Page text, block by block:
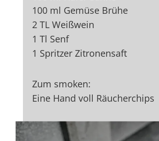
100 ml Gemüse Brühe
2 TL Weißwein
1 Tl Senf
1 Spritzer Zitronensaft
Zum smoken:
Eine Hand voll Räucherchips